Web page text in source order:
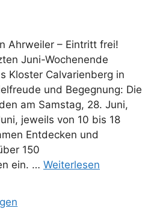
Ahrweiler – Eintritt frei!
Juni-Wochenende
Kloster Calvarienberg in
und Begegnung: Die
am Samstag, 28. Juni,
jeweils von 10 bis 18
Entdecken und
150
ein. … Weiterlesen